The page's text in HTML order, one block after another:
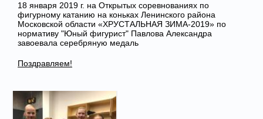
18 января 2019 г. на Открытых соревнованиях по
фигурному катанию на коньках Ленинского района
Московской области «ХРУСТАЛЬНАЯ ЗИМА-2019» по
нормативу "Юный фигурист" Павлова Александра
завоевала серебряную медаль
Поздравляем!